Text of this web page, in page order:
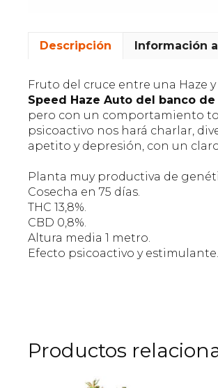
Descripción Información
Fruto del cruce entre una Haze
Speed Haze Auto del banco
pero con un comportamiento
psicoactivo nos hará charlar,
apetito y depresión, con un
Planta muy productiva de
Cosecha en 75 días.
THC 13,8%.
CBD 0,8%.
Altura media 1 metro.
Efecto psicoactivo y estimulante.
Productos